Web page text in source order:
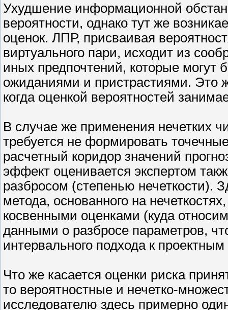
Ухудшение информационной
вероятности, однако тут же
оценок. ЛПР, присваивая
виртуального пари, исходит из
иных предпочтений, которые
ожиданиями и пристрастиями. Это
когда оценкой вероятностей
В случае же применения нечетких
требуется не формировать
расчетный коридор значений
эффект оценивается экспертом
разбросом (степенью нечеткости).
метода, основанного на
косвенными оценками (куда
данными о разбросе параметров,
интервального подхода к
Что же касается оценки риска
то вероятностные и нечетко-
исследователю здесь примерно